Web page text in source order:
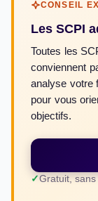
CONSEIL
Les SCPI
Toutes les
conviennent
analyse votre
pour vous
objectifs.
Gratuit,